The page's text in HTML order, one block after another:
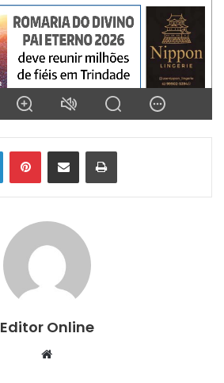
LinkedinPinterestCompartilhar via e-mail Imprimir
Editor Online
Website